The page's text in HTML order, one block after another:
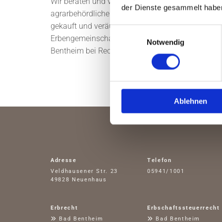
der Dienste gesammelt
Einwilligungsauswahl
Notwendig
Ablehnen
agrarbehördlichen Angelegenheiten. Dazu
gekauft und veräußert werden. Im
Erbengemeinschaft eine Menge komplexer
Bentheim bei Rechtsproblemen im
Adresse
Veldhausener Str. 23
49828 Neuenhaus
Telefon
05941/1001
Erbrecht
 Bad Bentheim
Erbschaftssteuerrecht
 Bad Bentheim